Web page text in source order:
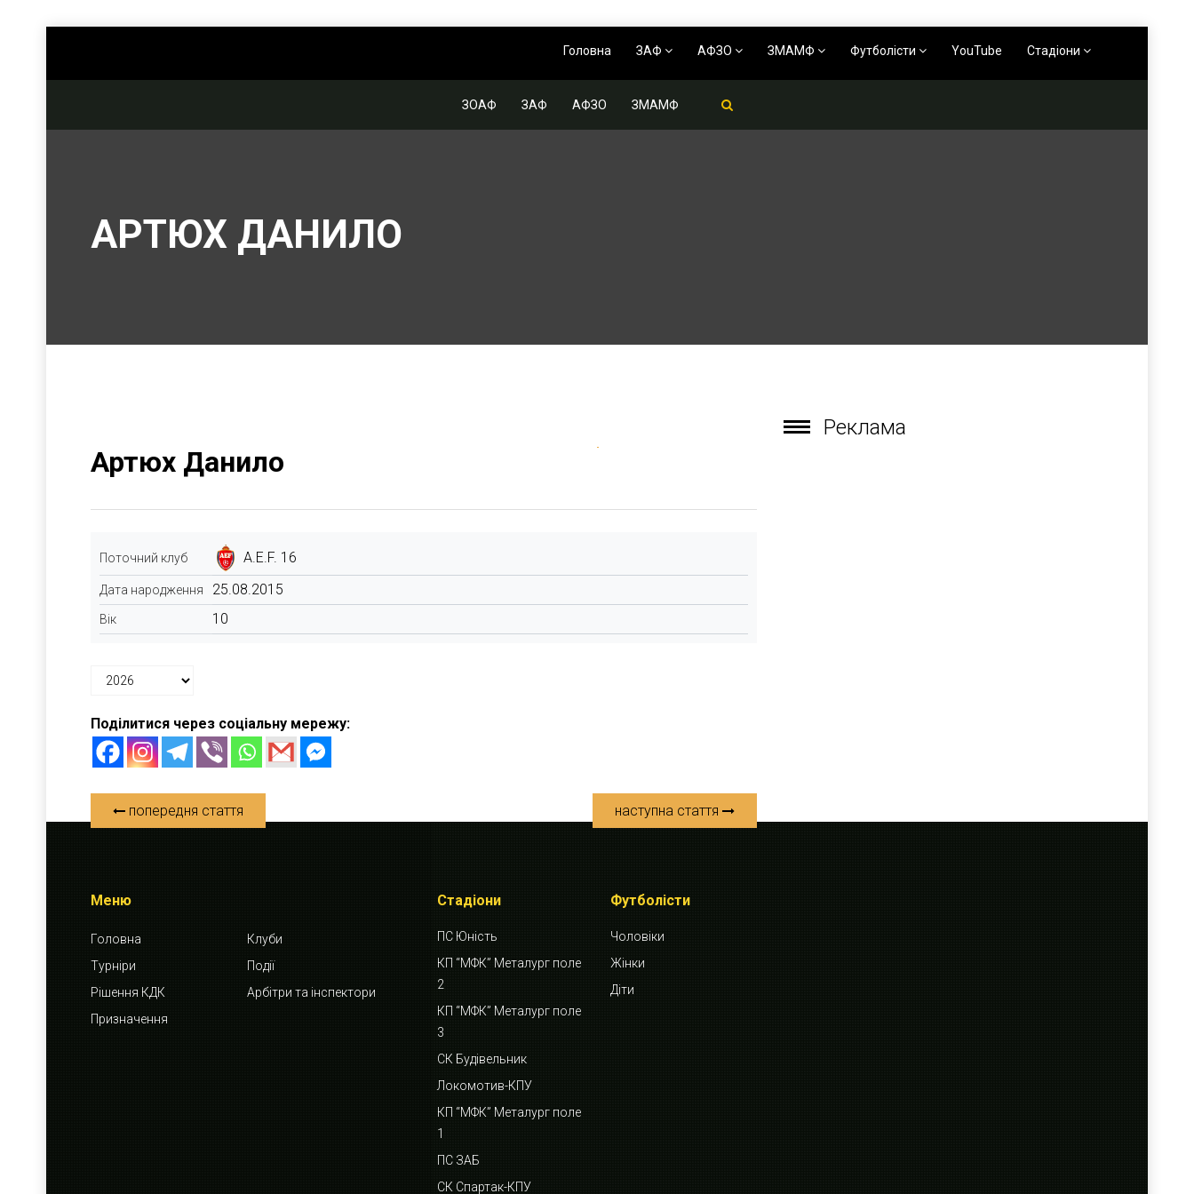
Головна ЗАФ АФЗО ЗМАМФ Футболісти YouTube Стадіони
ЗОАФ ЗАФ АФЗО ЗМАМФ
АРТЮХ ДАНИЛО
Артюх Данило
Поточний клуб A.E.F. 16
Дата народження 25.08.2015
Вік 10
Поділитися через соціальну мережу:
попередня стаття наступна стаття
Реклама
Меню
Головна
Клуби
Турніри
Події
Рішення КДК
Арбітри та інспектори
Призначення
Стадіони
ПС Юність
КП “МФК” Металург поле
2
КП “МФК” Металург поле
3
СК Будівельник
Локомотив-КПУ
КП “МФК” Металург поле
1
ПС ЗАБ
СК Спартак-КПУ
Футболісти
Чоловіки
Жінки
Діти